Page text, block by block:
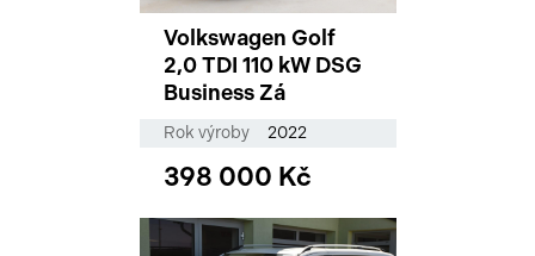
Volkswagen Golf
2,0 TDI 110 kW DSG
Business Zá
Rok výroby 2022
398 000 Kč